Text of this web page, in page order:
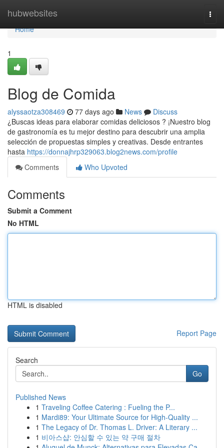
hubwebsites
Home
Home
1
Blog de Comida
alyssaotza308469 77 days ago News
Discuss
¿Buscas ideas para elaborar comidas deliciosos ? ¡Nuestro blog
de gastronomía es tu mejor destino para descubrir una amplia
selección de propuestas simples y creativas. Desde entrantes
hasta https://donnajhrp329063.blog2news.com/profile
Comments
Who Upvoted
Comments
Submit a Comment
No HTML
HTML is disabled
Report Page
Search
Go
Published News
1 Traveling Coffee Catering : Fueling the P...
1 Mardi89: Your Ultimate Source for High-Quality ...
1 The Legacy of Dr. Thomas L. Driver: A Literary ...
1 비아스샵: 안심할 수 있는 약 구매 절차